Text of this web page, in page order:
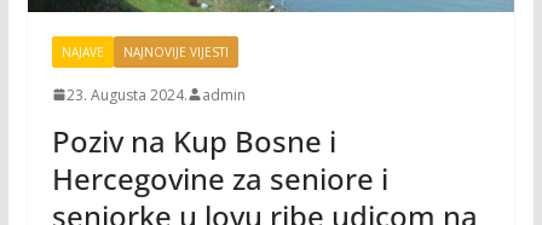
NAJAVE NAJNOVIJE VIJESTI
23. Augusta 2024. admin
Poziv na Kup Bosne i
Hercegovine za seniore i
seniorke u lovu ribe udicom na